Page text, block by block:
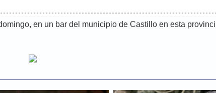
en un bar del municipio de Castillo en esta